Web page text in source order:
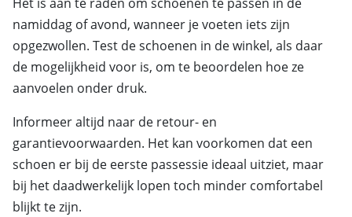
namiddag of avond, wanneer je voeten iets zijn
opgezwollen. Test de schoenen in de winkel, als daar
de mogelijkheid voor is, om te beoordelen hoe ze
aanvoelen onder druk.
Informeer altijd naar de retour- en
garantievoorwaarden. Het kan voorkomen dat een
schoen er bij de eerste passessie ideaal uitziet, maar
bij het daadwerkelijk lopen toch minder comfortabel
blijkt te zijn.